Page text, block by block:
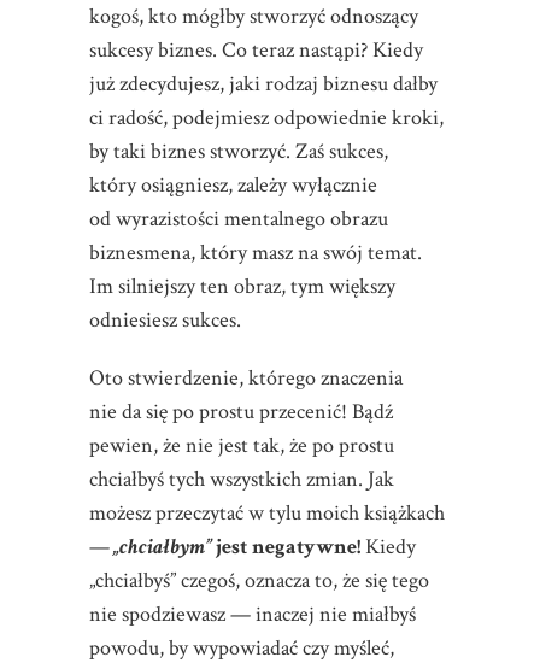
kogoś, kto mógłby stworzyć odnoszący
sukcesy biznes. Co teraz nastąpi? Kiedy
już zdecydujesz, jaki rodzaj biznesu dałby
ci radość, podejmiesz odpowiednie kroki,
by taki biznes stworzyć. Zaś sukces,
który osiągniesz, zależy wyłącznie
od wyrazistości mentalnego obrazu
biznesmena, który masz na swój temat.
Im silniejszy ten obraz, tym większy
odniesiesz sukces.
Oto stwierdzenie, którego znaczenia
nie da się po prostu przecenić! Bądź
pewien, że nie jest tak, że po prostu
chciałbyś tych wszystkich zmian. Jak
możesz przeczytać w tylu moich książkach
—„chciałbym”jest negatywne!Kiedy
„chciałbyś” czegoś, oznacza to, że się tego
nie spodziewasz — inaczej nie miałbyś
powodu, by wypowiadać czy myśleć,